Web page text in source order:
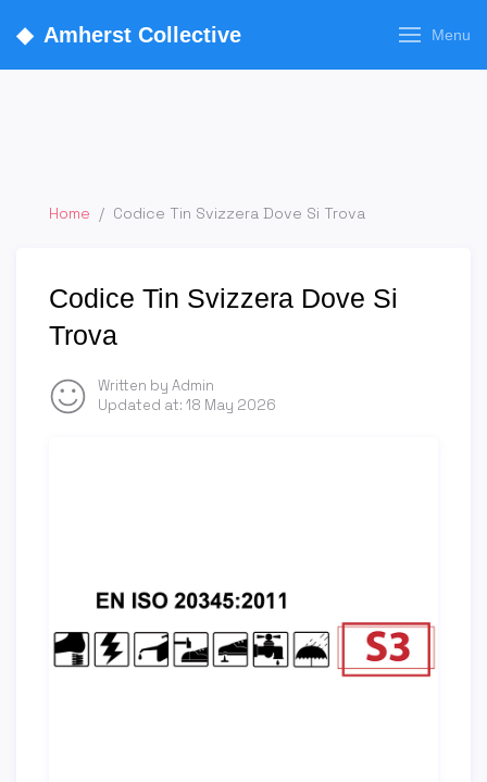
◆ Amherst Collective Menu
Home / Codice Tin Svizzera Dove Si Trova
Codice Tin Svizzera Dove Si
Trova
Written by Admin
Updated at: 18 May 2026